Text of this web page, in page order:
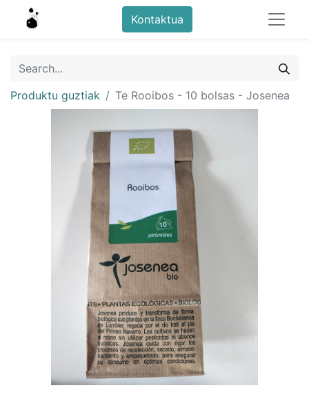
Kontaktua
Produktu guztiak Te Rooibos - 10 bolsas - Josenea